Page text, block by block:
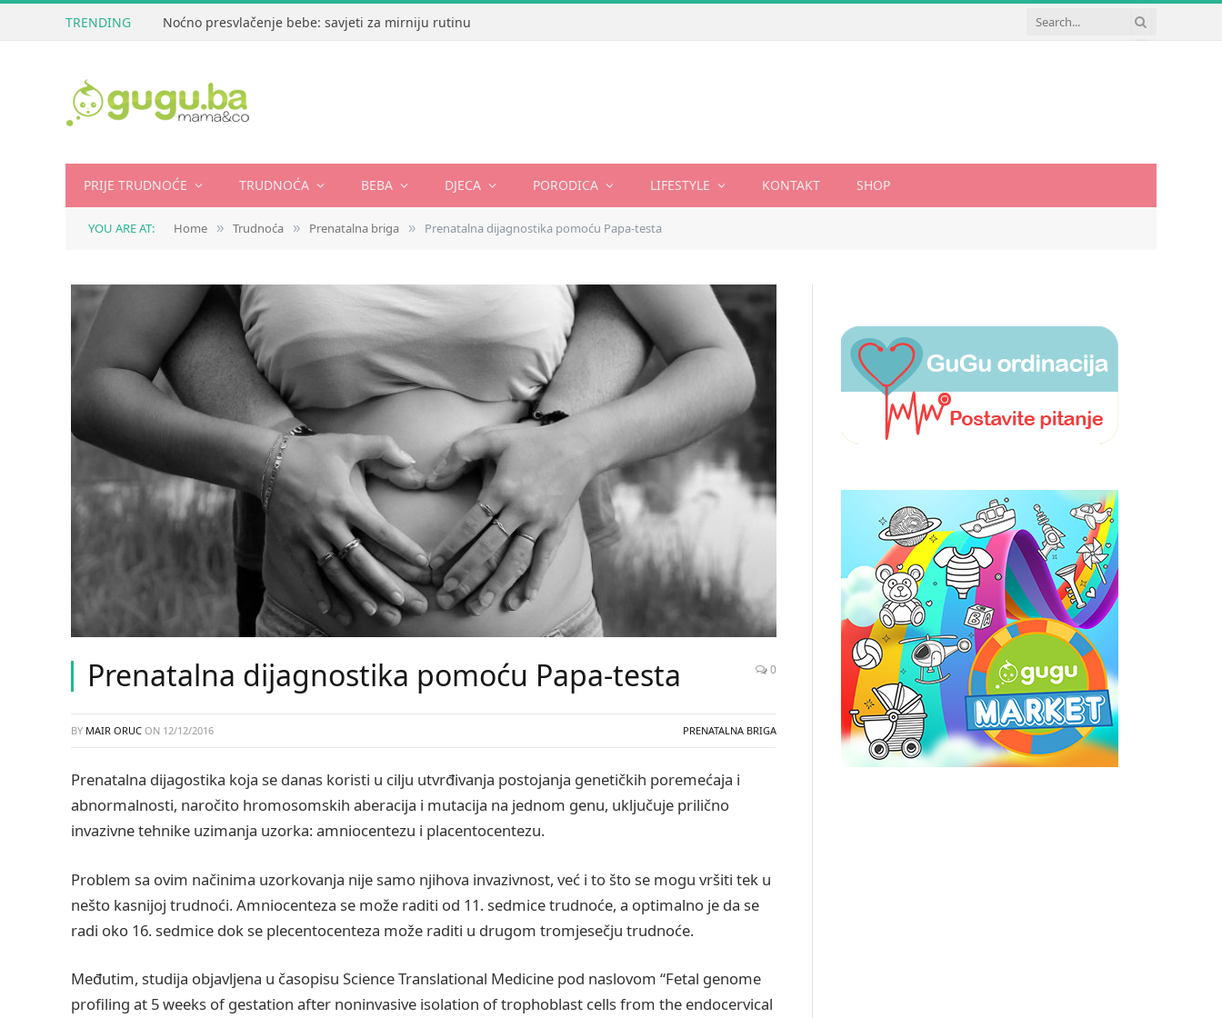
TRENDING Noćno presvlačenje bebe: savjeti za mirniju rutinu
PRIJE TRUDNOĆE TRUDNOĆA BEBA DJECA PORODICA LIFESTYLE KONTAKT SHOP
YOU ARE AT: Home » Trudnoća » Prenatalna briga » Prenatalna dijagnostika pomoću Papa-testa
Prenatalna dijagnostika pomoću Papa-testa 0
BY MAIR ORUC ON 12/12/2016 PRENATALNA BRIGA
Prenatalna dijagostika koja se danas koristi u cilju utvrđivanja postojanja genetičkih poremećaja i
abnormalnosti, naročito hromosomskih aberacija i mutacija na jednom genu, uključuje prilično
invazivne tehnike uzimanja uzorka: amniocentezu i placentocentezu.
Problem sa ovim načinima uzorkovanja nije samo njihova invazivnost, već i to što se mogu vršiti tek u
nešto kasnijoj trudnoći. Amniocenteza se može raditi od 11. sedmice trudnoće, a optimalno je da se
radi oko 16. sedmice dok se plecentocenteza može raditi u drugom tromjesečju trudnoće.
Međutim, studija objavljena u časopisu Science Translational Medicine pod naslovom “Fetal genome
profiling at 5 weeks of gestation after noninvasive isolation of trophoblast cells from the endocervical